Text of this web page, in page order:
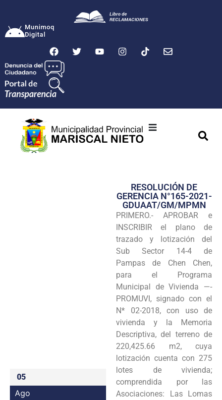
Munimoq
Digital
Transparencia
Seguridad
Programas
Intranet
05
Ago
RESOLUCIÓN DE
GERENCIA N°165-2021-
GDUAAT/GM/MPMN
PRIMERO.- APROBAR e
INSCRIBIR el plano de
trazado y lotización del
Sub Sector 14-4 de
Pampas de Chen Chen,
para el Programa
Municipal de Vivienda —-
PROMUVI, signado con el
N* 02-2018, con uso de
vivienda y la Memoria
Descriptiva, del terreno de
220,425.66 m2, cuya
lotización cuenta con 275
lotes de vivienda;
comprendida por las
Asociaciones: Las Lomas